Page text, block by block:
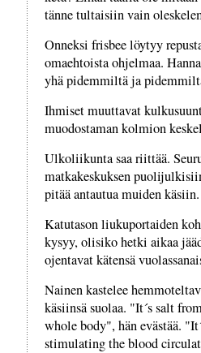
tänne tultaisiin vain
Onneksi frisbee löytyy
omaehtoista ohjelmaa.
yhä pidemmiltä ja
Ihmiset muuttavat
muodostaman kolmion
Ulkoliikunta saa riittää.
matkakeskuksen
pitää antautua muiden käsiin.
Katutason liukuportaiden
kysyy, olisiko hetki aikaa
ojentavat kätensä
Nainen kastelee
käsiinsä suolaa. "It´s salt
whole body", hän evästää.
stimulating the blood